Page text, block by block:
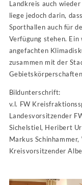
Landkreis auch
liege jedoch darin,
Sporthallen auch für
Verfügung stehen.
angefachten
zusammen mit der
Bildunterschrift:
v.l. FW
Landesvorsitzender
Sichelstiel, Heribert
Markus
Kreisvorsitzender